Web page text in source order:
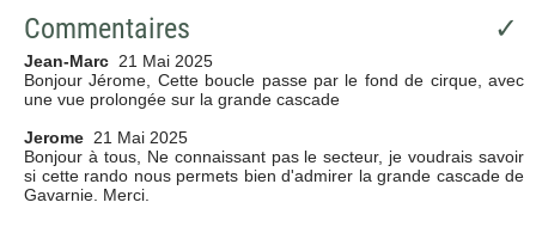
Commentaires ✓
Jean-Marc 21 Mai 2025
Bonjour Jérome, Cette boucle passe par le fond de cirque, avec
une vue prolongée sur la grande cascade
Jerome 21 Mai 2025
Bonjour à tous, Ne connaissant pas le secteur, je voudrais savoir
si cette rando nous permets bien d'admirer la grande cascade de
Gavarnie. Merci.